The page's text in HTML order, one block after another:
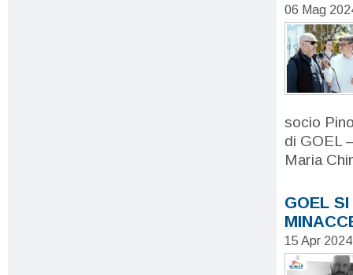
06 Mag
socio
di GOEL
Maria
GOEL
15 Apr 2024